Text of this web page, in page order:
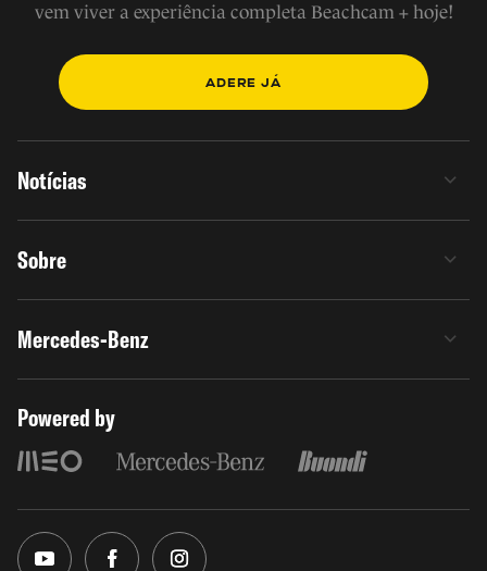
vem viver a experiência completa Beachcam + hoje!
ADERE JÁ
Notícias
Sobre
Mercedes-Benz
Powered by